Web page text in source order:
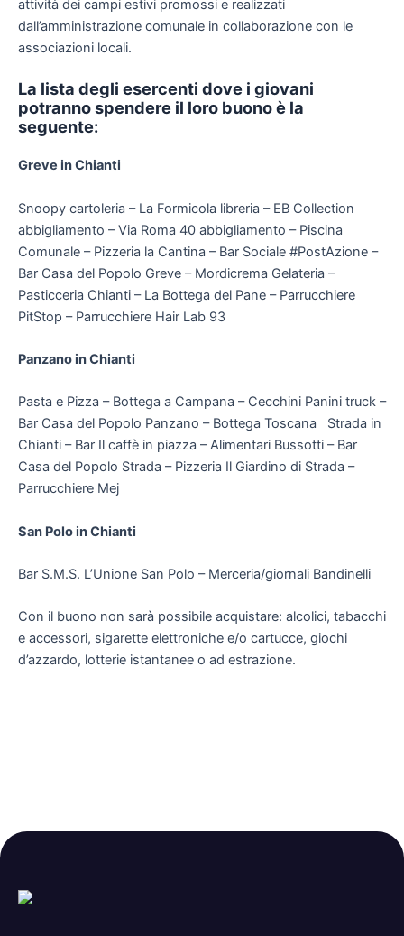
attività dei campi estivi promossi e realizzati
dall’amministrazione comunale in collaborazione con le
associazioni locali.
La lista degli esercenti dove i giovani
potranno spendere il loro buono è la
seguente:
Greve in Chianti
Snoopy cartoleria – La Formicola libreria – EB Collection
abbigliamento – Via Roma 40 abbigliamento – Piscina
Comunale – Pizzeria la Cantina – Bar Sociale #PostAzione –
Bar Casa del Popolo Greve – Mordicrema Gelateria –
Pasticceria Chianti – La Bottega del Pane – Parrucchiere
PitStop – Parrucchiere Hair Lab 93
Panzano in Chianti
Pasta e Pizza – Bottega a Campana – Cecchini Panini truck –
Bar Casa del Popolo Panzano – Bottega Toscana Strada in
Chianti – Bar Il caffè in piazza – Alimentari Bussotti – Bar
Casa del Popolo Strada – Pizzeria Il Giardino di Strada –
Parrucchiere Mej
San Polo in Chianti
Bar S.M.S. L’Unione San Polo – Merceria/giornali Bandinelli
Con il buono non sarà possibile acquistare: alcolici, tabacchi
e accessori, sigarette elettroniche e/o cartucce, giochi
d’azzardo, lotterie istantanee o ad estrazione.